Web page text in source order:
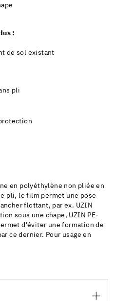
:
de sol existant
pli
en polyéthylène non pliée en
pli, le film permet une pose
flottant, par ex. UZIN
sous une chape, UZIN PE-
d'éviter une formation de
ce dernier. Pour usage en